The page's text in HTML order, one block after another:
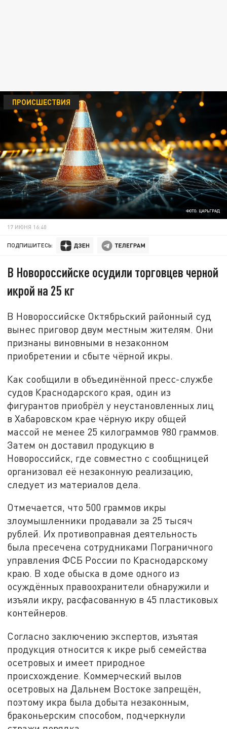
ФОТО: ЦАРЬГРАД
ПРОИСШЕСТВИЯ
17 ИЮНЯ 16:40
ПОДПИШИТЕСЬ:
В Новороссийске осудили торговцев черной
икрой на 25 кг
В Новороссийске Октябрьский районный суд
вынес приговор двум местным жителям. Они
признаны виновными в незаконном
приобретении и сбыте чёрной икры.
Как сообщили в объединённой пресс-службе
судов Краснодарского края, один из
фигурантов приобрёл у неустановленных лиц
в Хабаровском крае чёрную икру общей
массой не менее 25 килограммов 980 граммов.
Затем он доставил продукцию в
Новороссийск, где совместно с сообщницей
организовал её незаконную реализацию,
следует из материалов дела.
Отмечается, что 500 граммов икры
злоумышленники продавали за 25 тысяч
рублей. Их противоправная деятельность
была пресечена сотрудниками Пограничного
управления ФСБ России по Краснодарскому
краю. В ходе обыска в доме одного из
осуждённых правоохранители обнаружили и
изъяли икру, расфасованную в 45 пластиковых
контейнеров.
Согласно заключению экспертов, изъятая
продукция относится к икре рыб семейства
осетровых и имеет природное
происхождение. Коммерческий вылов
осетровых на Дальнем Востоке запрещён,
поэтому икра была добыта незаконным,
браконьерским способом, подчеркнули